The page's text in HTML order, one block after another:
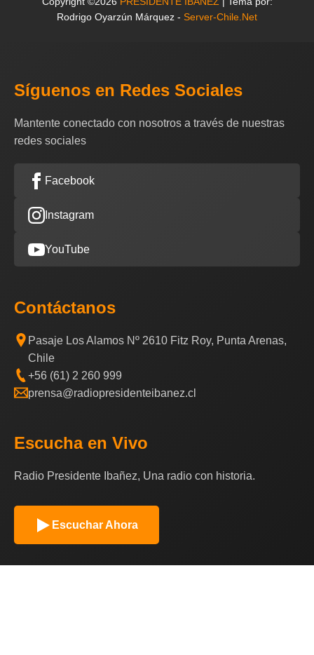
Rodrigo Oyarzún Márquez - Server-Chile.Net
Síguenos en Redes Sociales
Mantente conectado con nosotros a través de nuestras
redes sociales
Facebook
Instagram
YouTube
Contáctanos
Pasaje Los Alamos Nº 2610 Fitz Roy, Punta Arenas,
Chile
+56 (61) 2 260 999
prensa@radiopresidenteibanez.cl
Escucha en Vivo
Radio Presidente Ibañez, Una radio con historia.
Escuchar Ahora